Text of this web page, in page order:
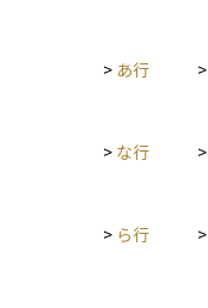
> あ行 >
> な行 >
> ら行 >